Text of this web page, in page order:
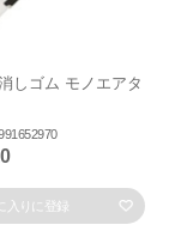
しゴム モノエアタ
入りに登録